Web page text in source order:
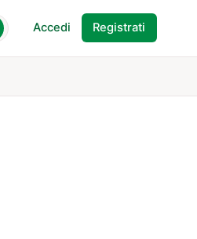
Accedi Registrati